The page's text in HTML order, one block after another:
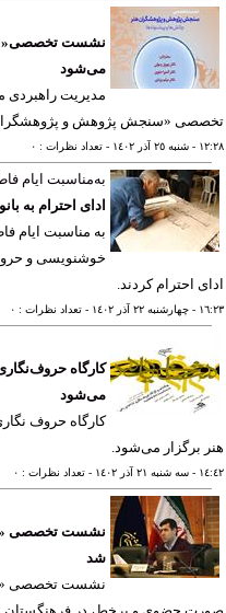
نشست تخصصی«
می‌شود
مدیریت راهبردی
«سنجش پژوهش و پژوهشگران
- شنبه ٢٥ آذر ١٤٠٢ - تعداد نظرات : ٠
به‌مناسبت ایام
ادای احترام به
به مناسبت ایام
خوشنویسی و
احترام کردند.
- چهارشنبه ٢٢ آذر ١٤٠٢ - تعداد نظرات : ٠
کارگاه حروف‌نگاری
می‌شود
کارگاه حروف
برگزار می‌شود.
- سه شنبه ٢١ آذر ١٤٠٢ - تعداد نظرات : ٠
نشست تخصصی
شد
نشست تخصصی